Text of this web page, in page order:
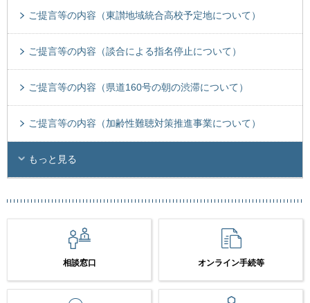
ご提言等の内容（東讃地域統合高校予定地について）
ご提言等の内容（談合による指名停止について）
ご提言等の内容（県道160号の朝の渋滞について）
ご提言等の内容（加齢性難聴対策推進事業について）
もっと見る
相談窓口 オンライン手続等